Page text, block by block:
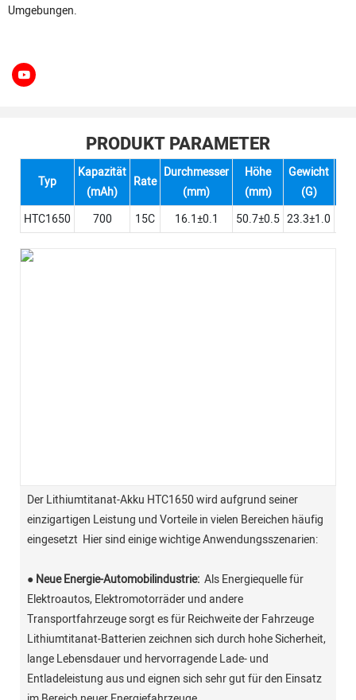
Umgebungen.
PRODUKT PARAMETER
Typ
Kapazität
(mAh)
Rate
Durchmesser
(mm)
Höhe
(mm)
Gewicht
(G)
HTC1650 700 15C 16.1±0.1 50.7±0.5 23.3±1.0
Der Lithiumtitanat-Akku HTC1650 wird aufgrund seiner
einzigartigen Leistung und Vorteile in vielen Bereichen häufig
eingesetzt Hier sind einige wichtige Anwendungsszenarien:
● Neue Energie-Automobilindustrie: Als Energiequelle für
Elektroautos, Elektromotorräder und andere
Transportfahrzeuge sorgt es für Reichweite der Fahrzeuge
Lithiumtitanat-Batterien zeichnen sich durch hohe Sicherheit,
lange Lebensdauer und hervorragende Lade- und
Entladeleistung aus und eignen sich sehr gut für den Einsatz